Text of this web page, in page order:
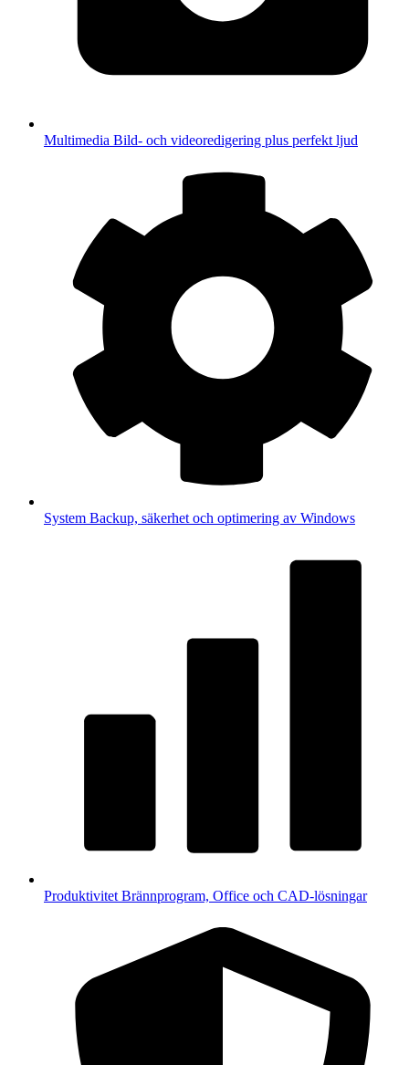
Multimedia Bild- och videoredigering plus perfekt ljud
System Backup, säkerhet och optimering av Windows
Produktivitet Brännprogram, Office och CAD-lösningar